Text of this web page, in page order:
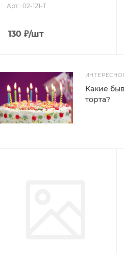
Арт.: 02-121-T
130 ₽/шт
Какие
торта?